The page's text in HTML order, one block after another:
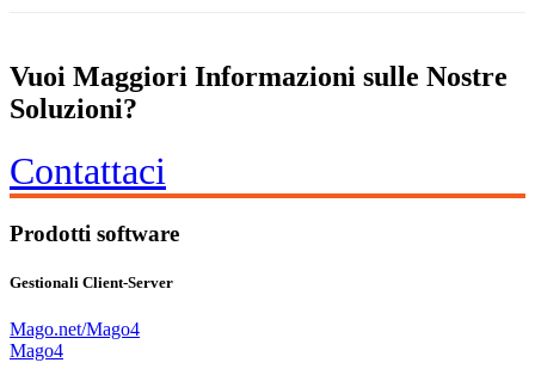
Vuoi Maggiori Informazioni sulle Nostre
Soluzioni?
Contattaci
Prodotti software
Gestionali Client-Server
Mago.net/Mago4
Mago4